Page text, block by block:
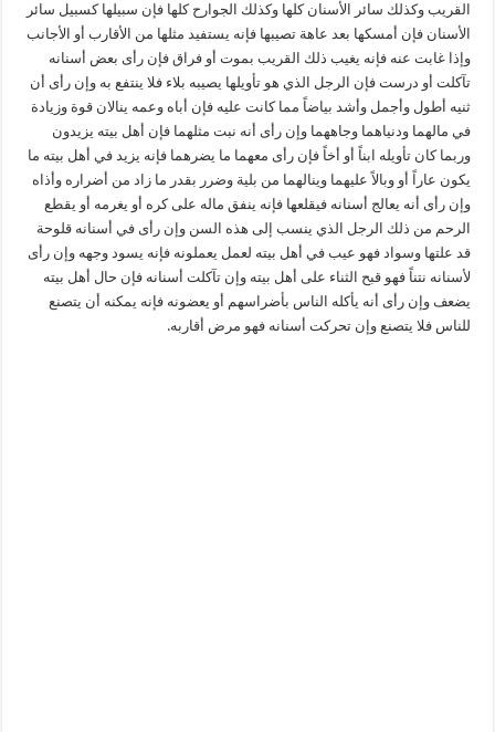
القريب وكذلك سائر الأسنان كلها وكذلك الجوارح كلها فإن سبيلها كسبيل سائر
الأسنان فإن أمسكها بعد عاهة تصيبها فإنه يستفيد مثلها من الأقارب أو الأجانب
وإذا غابت عنه فإنه يغيب ذلك القريب بموت أو فراق فإن رأى بعض أسنانه
تآكلت أو درست فإن الرجل الذي هو تأويلها يصيبه بلاء فلا ينتفع به وإن رأى أن
ثنيه أطول وأجمل وأشد بياضاً مما كانت عليه فإن أباه وعمه ينالان قوة وزيادة
في مالهما ودنياهما وجاههما وإن رأى أنه نبت مثلهما فإن أهل بيته يزيدون
وربما كان تأويله ابناً أو أخاً فإن رأى معهما ما يضرهما فإنه يزيد في أهل بيته ما
يكون عاراً أو وبالاً عليهما وينالهما من بلية وضرر بقدر ما زاد من أضراره وأذاه
وإن رأى أنه يعالج أسنانه فيقلعها فإنه ينفق ماله على كره أو يغرمه أو يقطع
الرحم من ذلك الرجل الذي ينسب إلى هذه السن وإن رأى في أسنانه قلوحة
قد علتها وسواد فهو عيب في أهل بيته لعمل يعملونه فإنه يسود وجهه وإن رأى
لأسنانه نتناً فهو قبح الثناء على أهل بيته وإن تآكلت أسنانه فإن حال أهل بيته
يضعف وإن رأى أنه يأكله الناس بأضراسهم أو يعضونه فإنه يمكنه أن يتصنع
للناس فلا يتصنع وإن تحركت أسنانه فهو مرض أقاربه.